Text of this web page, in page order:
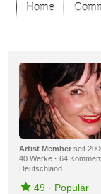
Home
Artist Memberseit
40 Werke · 64
Deutschland
49· Populär